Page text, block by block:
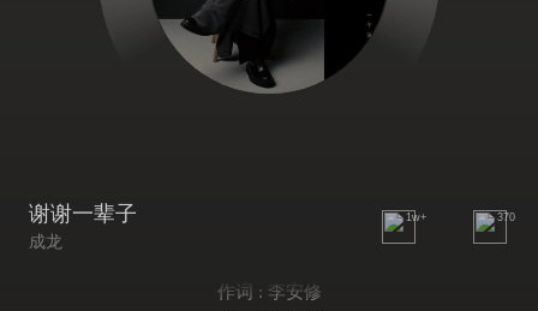
谢谢一辈子
成龙
1w+ 370
作词 : 李安修